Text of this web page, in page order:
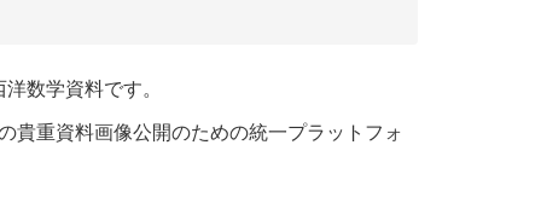
数学資料です。
貴重資料画像公開のための統一プラットフォ